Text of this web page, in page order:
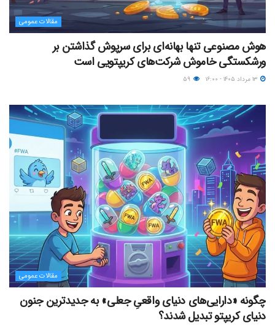
مقالات عمومی
هوش مصنوعی تنها بهانه‌ای برای سرپوش گذاشتن بر
ورشکستگی خاموش شرکت‌های کریپتویی است
مقالات عمومی
چگونه «دارایی‌های دنیای واقعیِ جعلی» به جدیدترین جنون
دنیای کریپتو تبدیل شدند؟